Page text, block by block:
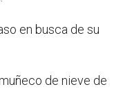
en busca de su
de nieve de